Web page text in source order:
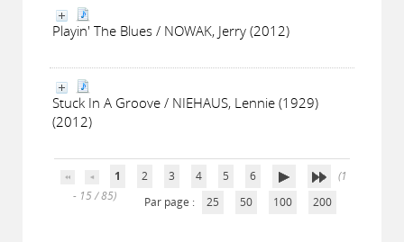
Playin' The Blues / NOWAK, Jerry (2012)
Stuck In A Groove / NIEHAUS, Lennie (1929)
(2012)
1 2 3 4 5 6
(1
- 15 / 85)
Par page : 25 50 100 200